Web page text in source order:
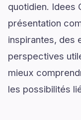
quotidien. Idees
présentation
inspirantes, des
perspectives
mieux
les possibilités